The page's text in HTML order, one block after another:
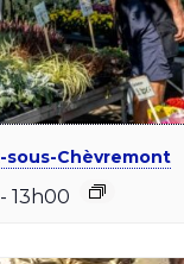
sous-Chèvremont
- 13h00